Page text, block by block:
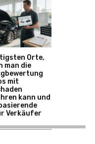
Orte,
man die
mit
kann und
Verkäufer